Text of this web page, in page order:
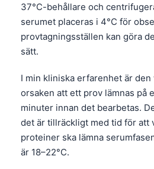
37°C-behållare och
serumet placeras i 4°C för
provtagningsställen kan göra
sätt.
I min kliniska erfarenhet är
orsaken att ett prov lämnas på
minuter innan det bearbetas.
det är tillräckligt med tid för att
proteiner ska lämna
är 18–22°C.